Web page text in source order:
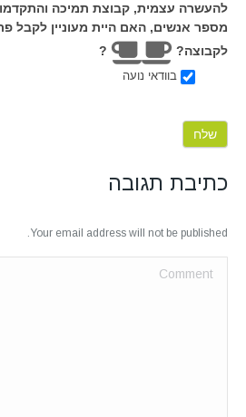
להעשרה עצמית, קבוצת תמיכה
מספר אנשים, האם היית מעוניין לקבל
לקבוצה?
בוודאי נועה
כתיבת תגובה
Your email address will not be published.
Comment